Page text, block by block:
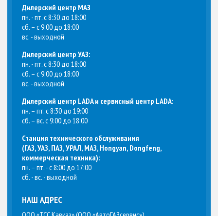
Дилерский центр МАЗ
пн. - пт. с 8:30 до 18:00
сб. – с 9:00 до 18:00
вс. - выходной
Дилерский центр УАЗ:
пн. - пт. с 8:30 до 18:00
сб. – с 9:00 до 18:00
вс. - выходной
Дилерский центр LADA и сервисный центр LADA:
пн. – пт. с 8:30 до 19:00
сб. – вс. с 9:00 до 18:00
Станция технического обслуживания
(ГАЗ, УАЗ, ПАЗ, УРАЛ, МАЗ, Hongyan, Dongfeng,
коммерческая техника):
пн. – пт. - с 8:00 до 17:00
сб. - вс. - выходной
НАШ АДРЕС